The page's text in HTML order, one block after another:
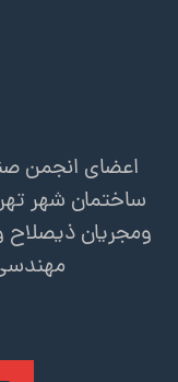
اعضای انجمن
ساختمان شهر
ومجریان ذیصلاح